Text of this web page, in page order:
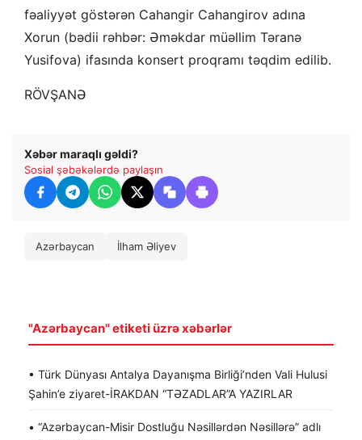
fəaliyyət göstərən Cahangir Cahangirov adına
Xorun (bədii rəhbər: Əməkdar müəllim Təranə
Yusifova) ifasında konsert proqramı təqdim edilib.
RÖVŞANƏ
Xəbər maraqlı gəldi?
Sosial şəbəkələrdə paylaşın
Azərbaycan İlham Əliyev
"Azərbaycan" etiketi üzrə xəbərlər
• Türk Dünyası Antalya Dayanışma Birliği’nden Vali Hulusi
Şahin’e ziyaret-İRAKDAN “TƏZADLAR”A YAZIRLAR
• “Azərbaycan-Misir Dostluğu Nəsillərdən Nəsillərə” adlı